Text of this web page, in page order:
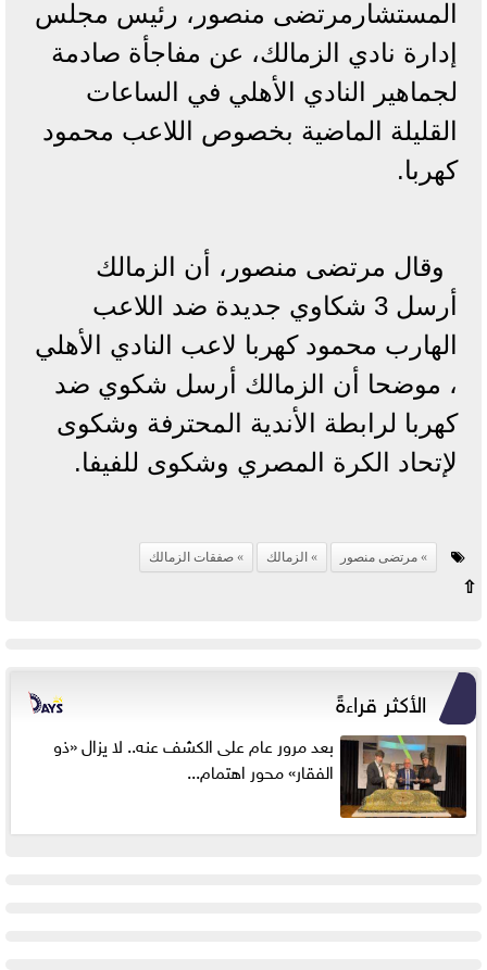
المستشارمرتضى منصور، رئيس مجلس
إدارة نادي الزمالك، عن مفاجأة صادمة
لجماهير النادي الأهلي في الساعات
القليلة الماضية بخصوص اللاعب محمود
كهربا.
وقال مرتضى منصور، أن الزمالك
أرسل 3 شكاوي جديدة ضد اللاعب
الهارب محمود كهربا لاعب النادي الأهلي
، موضحا أن الزمالك أرسل شكوي ضد
كهربا لرابطة الأندية المحترفة وشكوى
لإتحاد الكرة المصري وشكوى للفيفا.
مرتضى منصور الزمالك صفقات الزمالك
⇧
الأكثر قراءةً
بعد مرور عام على الكشف عنه.. لا يزال «ذو
الفقار» محور اهتمام...